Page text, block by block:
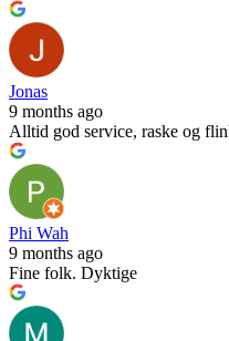
Jonas
9 months ago
Alltid god service, raske og
Phi Wah
9 months ago
Fine folk. Dyktige